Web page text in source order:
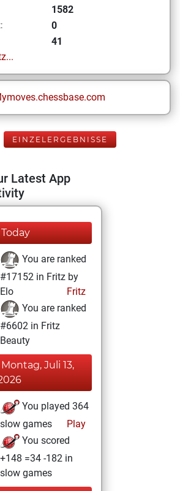
1582
0
41
EINZELERGEBNISSE
Latest App
Today
You are ranked
#17152 in Fritz by
Elo
Fritz
You are ranked
#6602 in Fritz
Beauty
Montag, Juli 13,
You played 364
slow games
Play
You scored
+148 =34 -182 in
slow games